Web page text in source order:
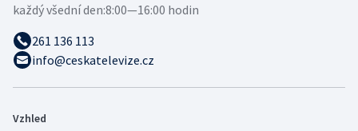
každý všední den:8:00—16:00 hodin
261 136 113
info@ceskatelevize.cz
Vzhled